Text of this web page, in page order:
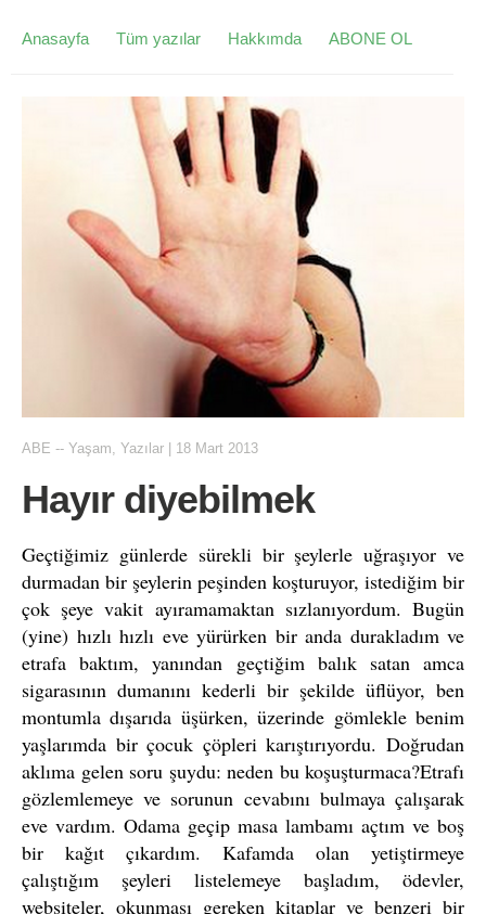
Anasayfa Tüm yazılar Hakkımda ABONE OL
ABE -- Yaşam, Yazılar 18 Mart 2013
Hayır diyebilmek
Geçtiğimiz günlerde sürekli bir şeylerle uğraşıyor ve
durmadan bir şeylerin peşinden koşturuyor, istediğim bir
çok şeye vakit ayıramamaktan sızlanıyordum. Bugün
(yine) hızlı hızlı eve yürürken bir anda durakladım ve
etrafa baktım, yanından geçtiğim balık satan amca
sigarasının dumanını kederli bir şekilde üflüyor, ben
montumla dışarıda üşürken, üzerinde gömlekle benim
yaşlarımda bir çocuk çöpleri karıştırıyordu. Doğrudan
aklıma gelen soru şuydu: neden bu koşuşturmaca?Etrafı
gözlemlemeye ve sorunun cevabını bulmaya çalışarak
eve vardım. Odama geçip masa lambamı açtım ve boş
bir kağıt çıkardım. Kafamda olan yetiştirmeye
çalıştığım şeyleri listelemeye başladım, ödevler,
websiteler, okunması gereken kitaplar ve benzeri bir